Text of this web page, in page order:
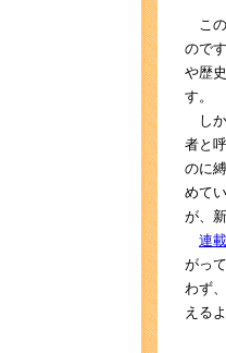
この
ので
や歴
す。
しか
者と
のに
めて
が、
連
がっ
わず
える